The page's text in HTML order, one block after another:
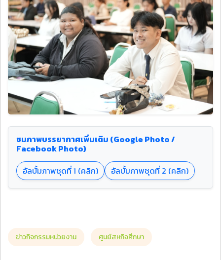
ชมภาพบรรยากาศเพิ่มเติม (Google Photo /
Facebook Photo)
อัลบั้มภาพชุดที่ 1 (คลิก)
อัลบั้มภาพชุดที่ 2 (คลิก)
ข่าวกิจกรรมหน่วยงาน ศูนย์สหกิจศึกษา